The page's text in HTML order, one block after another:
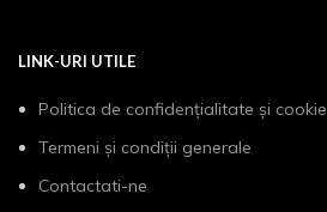
LINK-URI UTILE
Politica de confidențialitate și cookie
Termeni și condiții generale
Contactati-ne